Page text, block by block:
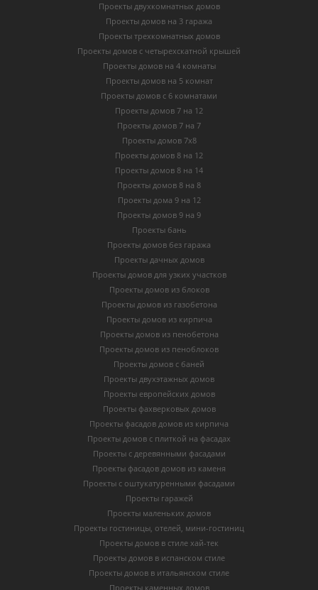
Проекты двухкомнатных домов
Проекты домов на 3 гаража
Проекты трехкомнатных домов
Проекты домов с четырехскатной крышей
Проекты домов на 4 комнаты
Проекты домов на 5 комнат
Проекты домов с 6 комнатами
Проекты домов 7 на 12
Проекты домов 7 на 7
Проекты домов 7х8
Проекты домов 8 на 12
Проекты домов 8 на 14
Проекты домов 8 на 8
Проекты дома 9 на 12
Проекты домов 9 на 9
Проекты бань
Проекты домов без гаража
Проекты дачных домов
Проекты домов для узких участков
Проекты домов из блоков
Проекты домов из газобетона
Проекты домов из кирпича
Проекты домов из пенобетона
Проекты домов из пеноблоков
Проекты домов с баней
Проекты двухэтажных домов
Проекты европейских домов
Проекты фахверковых домов
Проекты фасадов домов из кирпича
Проекты домов с плиткой на фасадах
Проекты с деревянными фасадами
Проекты фасадов домов из каменя
Проекты с оштукатуренными фасадами
Проекты гаражей
Проекты маленьких домов
Проекты гостиницы, отелей, мини-гостиниц
Проекты домов в стиле хай-тек
Проекты домов в испанском стиле
Проекты домов в итальянском стиле
Проекты каменных домов